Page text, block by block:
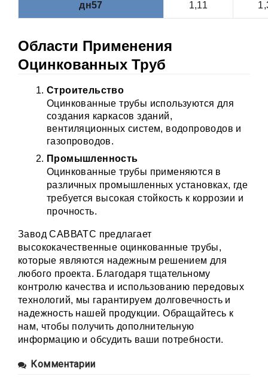
дн57 1,11
Области Применения
Оцинкованных Труб
Строительство
Оцинкованные трубы используются для
создания каркасов зданий,
вентиляционных систем, водопроводов и
газопроводов.
Промышленность
Оцинкованные трубы применяются в
различных промышленных установках, где
требуется высокая стойкость к коррозии и
прочность.
Завод САВВАТС предлагает
высококачественные оцинкованные трубы,
которые являются надежным решением для
любого проекта. Благодаря тщательному
контролю качества и использованию передовых
технологий, мы гарантируем долговечность и
надежность нашей продукции. Обращайтесь к
нам, чтобы получить дополнительную
информацию и обсудить ваши потребности.
Комментарии